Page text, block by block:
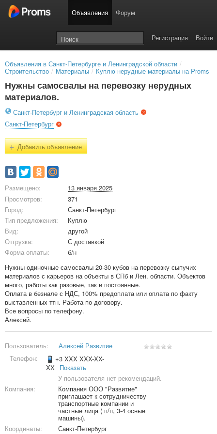
Объявления Форум
Войти
Регистрация
Объявления в Санкт-Петербурге и Ленинградской области /
Строительство / Материалы / Куплю нерудные материалы на Proms
Нужны самосвалы на перевозку нерудных
материалов.
Санкт-Петербург и Ленинградская область
Санкт-Петербург
+Добавить объявление
Размещено:
13 января 2025
Просмотров:
371
Город:
Санкт-Петербург
Тип предложения:
Куплю
Вид:
другой
Отгрузка:
С доставкой
Форма оплаты:
б/н
Нужны одиночные самосвалы 20-30 кубов на перевозку сыпучих
материалов с карьеров на объекты в СПб и Лен. области. Объектов
много, работы как разовые, так и постоянные.
Оплата в безнале с НДС, 100% предоплата или оплата по факту
выставленных ттн. Работа по договору.
Все вопросы по телефону.
Алексей.
Пользователь:
Алексей Развитие
Телефон:
+3 XXX XXX-XX-
XX
Показать
У пользователя нет рекомендаций.
Компания:
Компания ООО "Развитие"
приглашает к сотрудничеству
транспортные компании и
частные лица ( п/п, 3-4 осные
машины).
Координаты:
Санкт-Петербург